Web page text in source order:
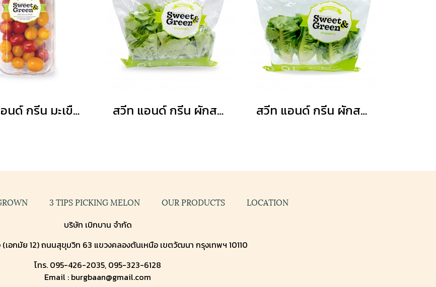
สวีท แอนด์ กรีน มะเขือเทศเชอร์รี่สีแดง,สีเหลือง สวีท แอนด์ กรีน ผักสลัด กรีนโอ๊ค สวีท แอนด์ กรีน ผักสลัด เบบี้คอส
3 TIPS PICKING MELON OUR PRODUCTS LOCATION
บริษัท เบิกบาน จำกัด
เอกมัย 12) ถนนสุขุมวิท 63 แขวงคลองตันเหนือ เขตวัฒนา กรุงเทพฯ 10110
โทร. 095-426-2035, 095-323-6128
Email : burgbaan@gmail.com